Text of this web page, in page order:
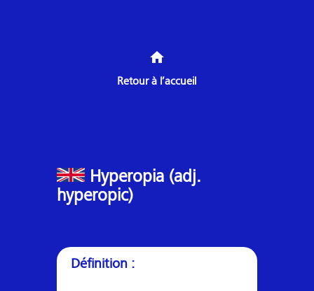
home
Retour à l’accueil
Hyperopia (adj.
hyperopic)
Définition :